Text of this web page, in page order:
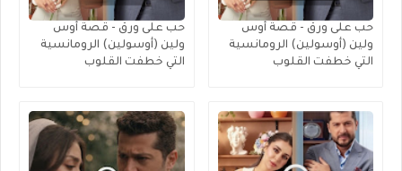
حب على ورق - قصة أوس
ولين (أوسولين) الرومانسية
التي خطفت القلوب
حب على ورق - قصة أوس
ولين (أوسولين) الرومانسية
التي خطفت القلوب